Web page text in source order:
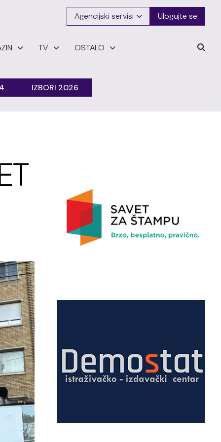
Agencijski servisi Ulogujte se
TV OSTALO
IZBORI 2026